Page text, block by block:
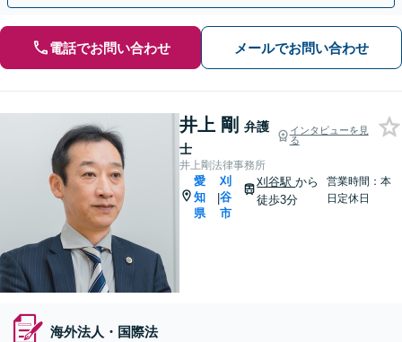
電話でお問い合わせ メールでお問い合わせ
井上 剛 弁護
士
インタビューを見
る
井上剛法律事務所
愛
知
県
|
刈
谷
市
刈谷駅から
徒歩3分
営業時間：本
日定休日
海外法人・国際法